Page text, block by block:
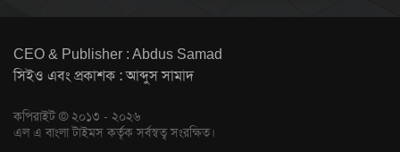
CEO & Publisher : Abdus Samad
সিইও এবং প্রকাশক : আব্দুস সামাদ
কপিরাইট © ২০১৩ - ২০২৬
এল এ বাংলা টাইমস কর্তৃক সর্বস্বত্ব সংরক্ষিত।